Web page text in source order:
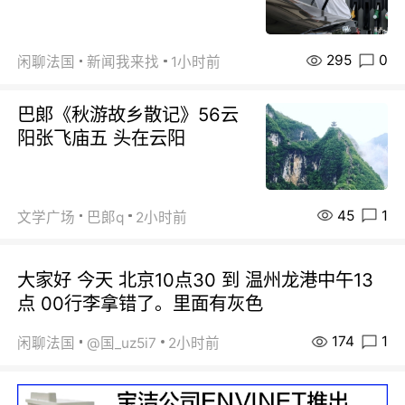
闲聊法国 新闻我来找 1小时前 295 0
巴郞《秋游故乡散记》56云
阳张飞庙五 头在云阳
文学广场 巴郞q 2小时前 45 1
大家好 今天 北京10点30 到 温州龙港中午13
点 00行李拿错了。里面有灰色
闲聊法国 @国_uz5i7 2小时前 174 1